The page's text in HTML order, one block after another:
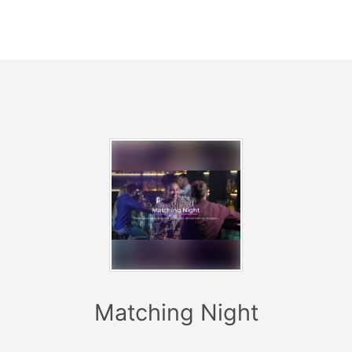
https://speeddating-xxl.de/matching-night
Matching Night